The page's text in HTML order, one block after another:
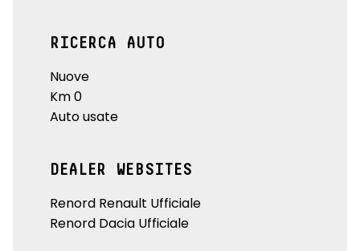
RICERCA AUTO
Nuove
Km 0
Auto usate
DEALER WEBSITES
Renord Renault Ufficiale
Renord Dacia Ufficiale